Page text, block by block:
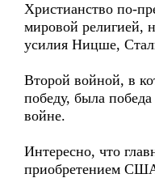
Христианство по-
мировой религией,
усилия Ницше,
Второй войной, в
победу, была
войне.
Интересно, что
приобретением